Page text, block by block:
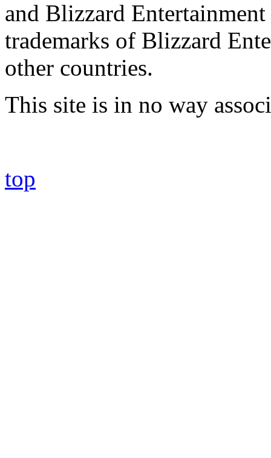
and Blizzard
trademarks of Blizzard
other countries.
This site is in no way
top